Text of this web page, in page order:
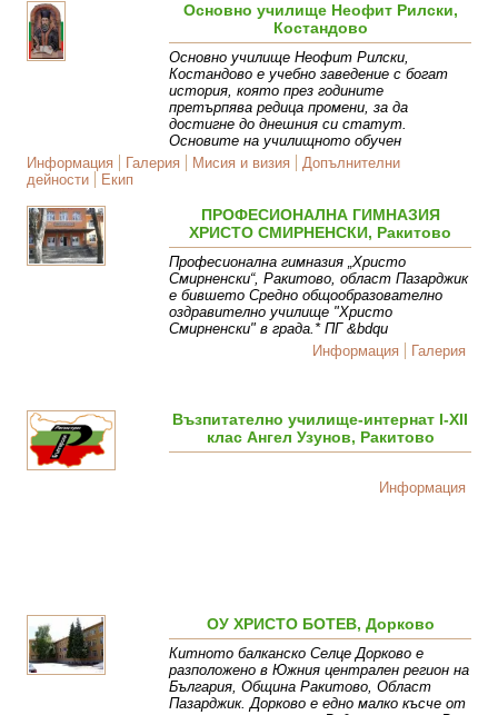
Основно училище Неофит Рилски,
Костандово
Основно училище Неофит Рилски,
Костандово е учебно заведение с богат
история, която през годините
претърпява редица промени, за да
достигне до днешния си статут.
Основите на училищното обучен
Информация
Галерия Мисия и визия
Допълнителни
дейности
Екип
ПРОФЕСИОНАЛНА ГИМНАЗИЯ
ХРИСТО СМИРНЕНСКИ, Ракитово
Професионална гимназия „Христо
Смирненски“, Ракитово, област Пазарджик
е бившето Средно общообразователно
оздравително училище "Христо
Смирненски" в града.* ПГ &bdqu
Информация
Галерия
Възпитателно училище-интернат I-XII
клас Ангел Узунов, Ракитово
Информация
ОУ ХРИСТО БОТЕВ, Дорково
Китното балканско Селце Дорково е
разположено в Южния централен регион на
България, Община Ракитово, Област
Пазарджик. Дорково е едно малко късче от